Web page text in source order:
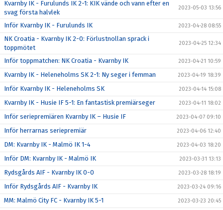
Kvarnby IK - Furulunds IK 2-1: KIK vände och vann efter en
svag första halvlek
2023-05-03 13:56
Inför Kvarnby IK - Furulunds IK 2023-04-28 08:55
NK Croatia - Kvarnby IK 2-0: Förlustnollan sprack i
toppmötet
2023-04-25 12:34
Inför toppmatchen: NK Croatia - Kvarnby IK 2023-04-21 10:59
Kvarnby IK - Heleneholms SK 2-1: Ny seger i femman 2023-04-19 18:39
Inför Kvarnby IK - Heleneholms SK 2023-04-14 15:08
Kvarnby IK - Husie IF 5-1: En fantastisk premiärseger 2023-04-11 18:02
Inför seriepremiären Kvarnby IK – Husie IF 2023-04-07 09:10
Inför herrarnas seriepremiär 2023-04-06 12:40
DM: Kvarnby IK - Malmö IK 1-4 2023-04-03 18:20
Inför DM: Kvarnby IK - Malmö IK 2023-03-31 13:13
Rydsgårds AIF - Kvarnby IK 0-0 2023-03-28 18:19
Inför Rydsgårds AIF - Kvarnby IK 2023-03-24 09:16
MM: Malmö City FC - Kvarnby IK 5-1 2023-03-23 20:45